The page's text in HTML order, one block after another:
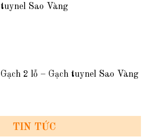
tuynel Sao Vàng
Gạch 2 lỗ – Gạch tuynel Sao Vàng
TIN TỨC